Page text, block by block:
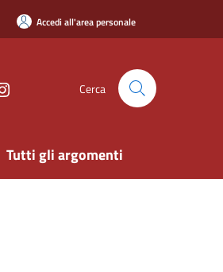
Accedi all'area personale
Cerca
Tutti gli argomenti